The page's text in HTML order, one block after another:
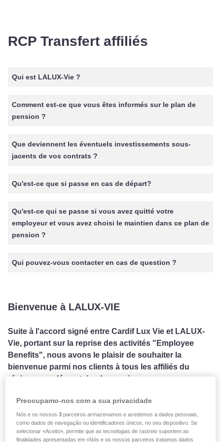
RCP Transfert affiliés
Qui est LALUX-Vie ?
Comment est-ce que vous êtes informés sur le plan de
pension ?
Que deviennent les éventuels investissements sous-
jacents de vos contrats ?
Qu'est-ce que si passe en cas de départ?
Qu'est-ce qui se passe si vous avez quitté votre
employeur et vous avez choisi le maintien dans ce plan de
pension ?
Qui pouvez-vous contacter en cas de question ?
Bienvenue à LALUX-VIE
Suite à l'accord signé entre Cardif Lux Vie et LALUX-
Vie, portant sur la reprise des activités "Employee
Benefits", nous avons le plaisir de souhaiter la
bienvenue parmi nos clients à tous les affiliés du
régime complémentaire de pension.
L'accord a été officialisé en date du 03.02.2020 par le
Commissariat aux Assurances et le transfert juridique du
portefeuille a pu se faire en date du 10.02.2020 avec effet
Preocupamo-nos com a sua privacidade
Nós e os nossos3 parceiros armazenamos e acedemos a dados pessoais,
como dados de navegação ou identificadores únicos, no seu dispositivo. Se
selecionar «Aceito», permite que as tecnologias de rastreio suportem as
finalidades apresentadas em «Nós e os nossos parceiros tratamos dados